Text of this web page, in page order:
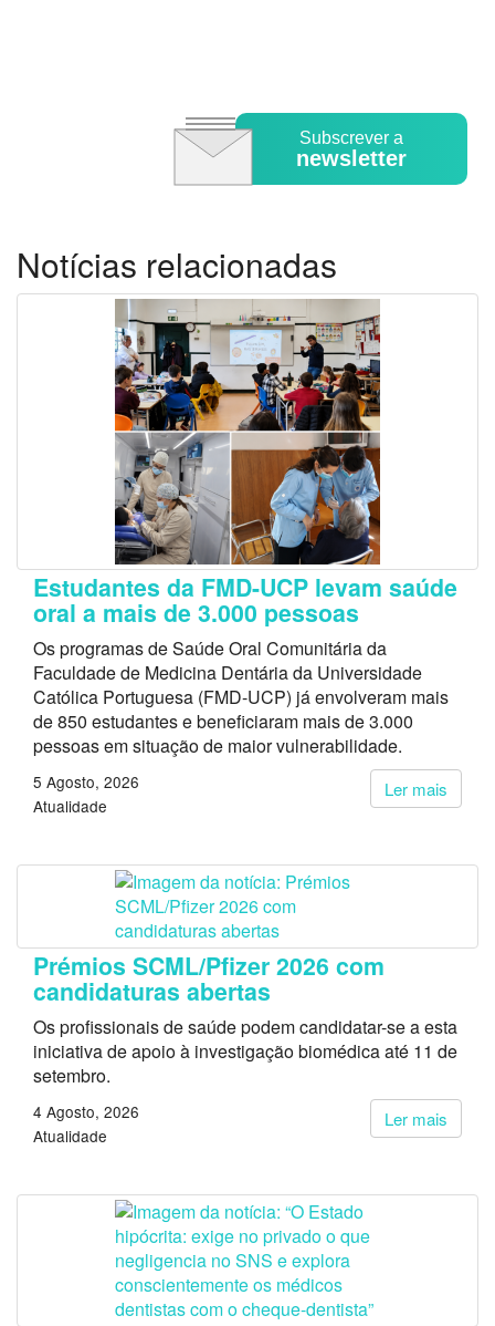
Subscrever a
newsletter
Notícias relacionadas
Estudantes da FMD-UCP levam saúde
oral a mais de 3.000 pessoas
Os programas de Saúde Oral Comunitária da
Faculdade de Medicina Dentária da Universidade
Católica Portuguesa (FMD-UCP) já envolveram mais
de 850 estudantes e beneficiaram mais de 3.000
pessoas em situação de maior vulnerabilidade.
Ler mais
5 Agosto, 2026
Atualidade
Prémios SCML/Pfizer 2026 com
candidaturas abertas
Os profissionais de saúde podem candidatar-se a esta
iniciativa de apoio à investigação biomédica até 11 de
setembro.
Ler mais
4 Agosto, 2026
Atualidade